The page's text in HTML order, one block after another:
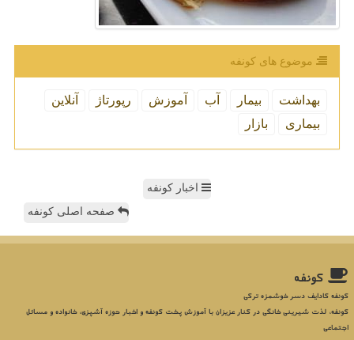
موضوع های كونفه
بهداشت بیمار آب آموزش رپورتاژ
آنلاین
بیماری
بازار
اخبار کونفه
صفحه اصلی کونفه
كونفه
کونفه کادایف دسر خوشمزه ترکی
کونفه، لذت شیرینی خانگی در کنار عزیزان با آموزش پخت کونفه و اخبار حوزه آشپزی، خانواده و مسائل
اجتماعی